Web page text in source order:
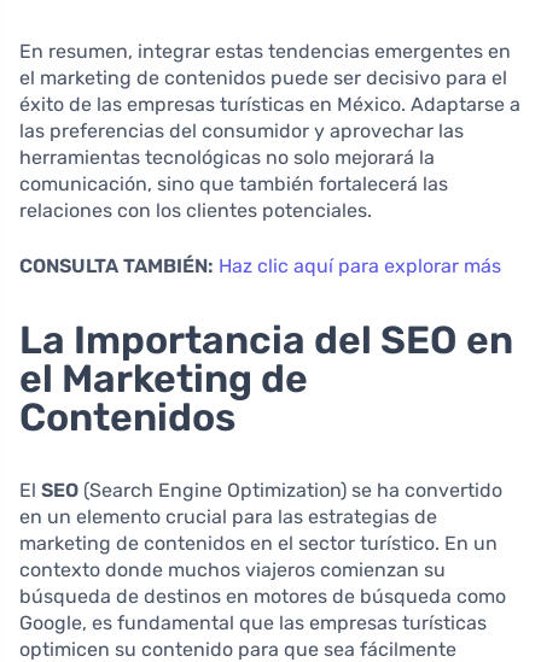
En resumen, integrar estas tendencias emergentes en
el marketing de contenidos puede ser decisivo para el
éxito de las empresas turísticas en México. Adaptarse a
las preferencias del consumidor y aprovechar las
herramientas tecnológicas no solo mejorará la
comunicación, sino que también fortalecerá las
relaciones con los clientes potenciales.
CONSULTA TAMBIÉN: Haz clic aquí para explorar más
La Importancia del SEO en
el Marketing de
Contenidos
El SEO (Search Engine Optimization) se ha convertido
en un elemento crucial para las estrategias de
marketing de contenidos en el sector turístico. En un
contexto donde muchos viajeros comienzan su
búsqueda de destinos en motores de búsqueda como
Google, es fundamental que las empresas turísticas
optimicen su contenido para que sea fácilmente